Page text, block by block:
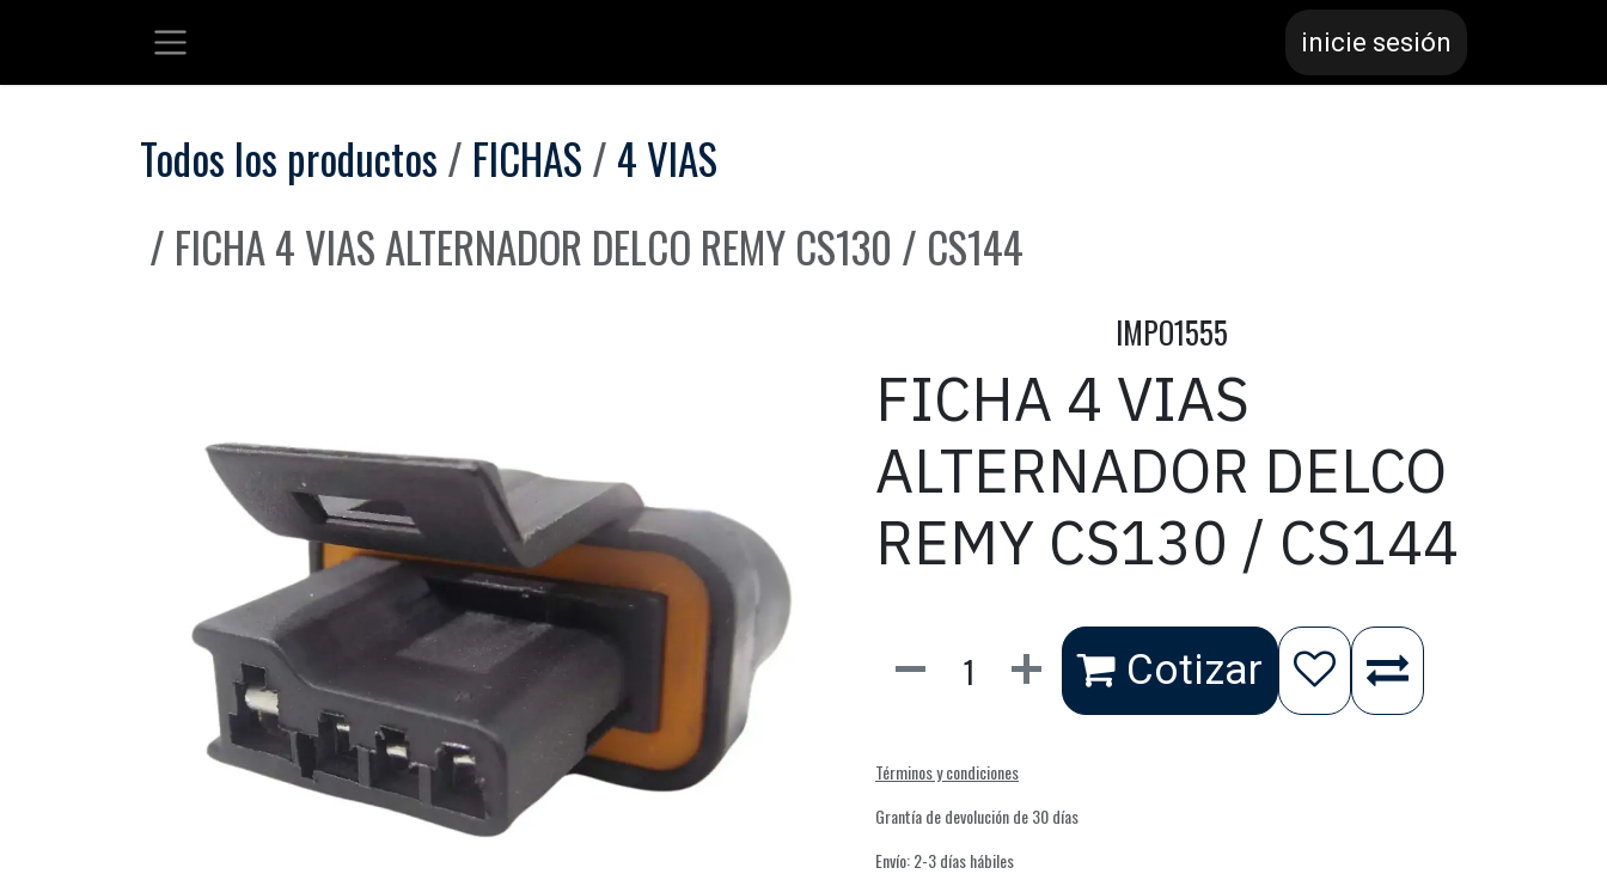
Ir al contenido inicie sesión
Todos los productos FICHAS 4 VIAS
FICHA 4 VIAS ALTERNADOR DELCO REMY CS130 / CS144
IMPO1555
FICHA 4 VIAS
ALTERNADOR DELCO
REMY CS130 / CS144
Cotizar
Términos y condiciones
Grantía de devolución de 30 días
Envío: 2-3 días hábiles